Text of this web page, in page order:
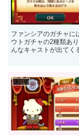
ファンシアのガチャに
ウトガチャの2種類あ
んなキャストが出てく
未分類